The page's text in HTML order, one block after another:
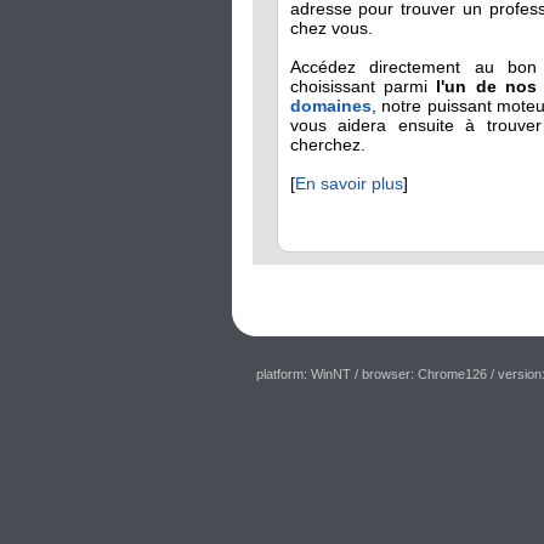
adresse pour trouver un
chez vous.
Accédez directement au
choisissant parmi l'un de nos
domaines, notre puissant
vous aidera ensuite à
cherchez.
[En savoir plus]
platform: WinNT / browser: Chrome126 /